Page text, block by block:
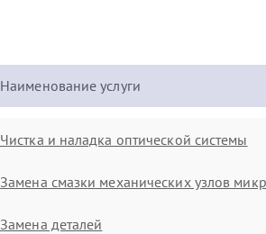
Наименование услуги
Чистка и наладка оптической системы
Замена смазки механических узлов
Замена деталей